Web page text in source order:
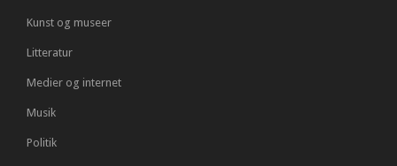
Kunst og museer
Litteratur
Medier og internet
Musik
Politik